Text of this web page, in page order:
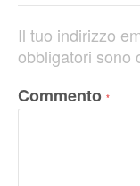
Il tuo indirizzo
obbligatori sono
Commento *